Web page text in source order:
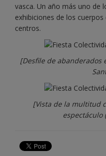
vasca. Un año más uno de
exhibiciones de los
centros.
[Desfile de abanderados
[Vista de la multitud
espectáculo